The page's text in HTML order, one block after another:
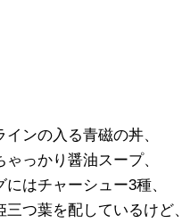
ンの入る青磁の丼、
ゃっかり醤油スープ、
にはチャーシュー3種、
三つ葉を配しているけど、